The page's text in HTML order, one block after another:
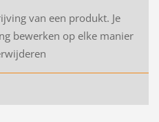
van een produkt. Je
bewerken op elke manier